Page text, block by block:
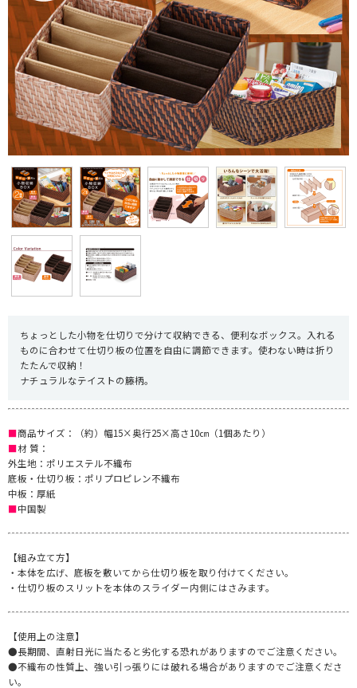
ちょっとした小物を仕切りで分けて収納できる、便利なボックス。入れる
ものに合わせて仕切り板の位置を自由に調節できます。使わない時は折り
たたんで収納！
ナチュラルなテイストの籐柄。
■商品サイズ：（約）幅15×奥行25×高さ10㎝（1個あたり）
■材 質：
外生地：ポリエステル不織布
底板・仕切り板：ポリプロピレン不織布
中板：厚紙
■中国製
【組み立て方】
・本体を広げ、底板を敷いてから仕切り板を取り付けてください。
・仕切り板のスリットを本体のスライダー内側にはさみます。
【使用上の注意】
●長期間、直射日光に当たると劣化する恐れがありますのでご注意ください。
●不織布の性質上、強い引っ張りには破れる場合がありますのでご注意くださ
い。